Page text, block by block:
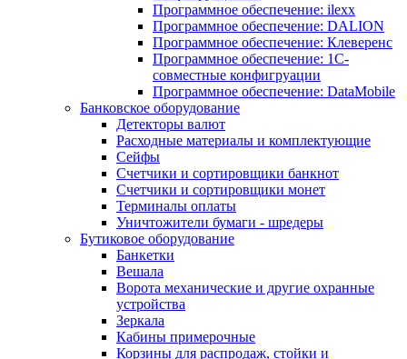
Программное обеспечение: ilexx
Программное обеспечение: DALION
Программное обеспечение: Клеверенс
Программное обеспечение: 1С-
совместные конфигруации
Программное обеспечение: DataMobile
Банковское оборудование
Детекторы валют
Расходные материалы и комплектующие
Сейфы
Счетчики и сортировщики банкнот
Счетчики и сортировщики монет
Терминалы оплаты
Уничтожители бумаги - шредеры
Бутиковое оборудование
Банкетки
Вешала
Ворота механические и другие охранные
устройства
Зеркала
Кабины примерочные
Корзины для распродаж, стойки и